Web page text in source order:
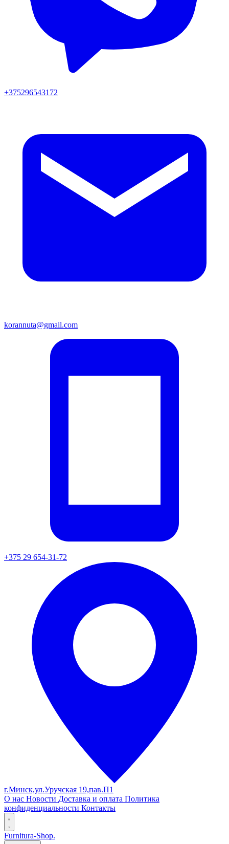
+375296543172
korannuta@gmail.com
+375 29 654-31-72
г.Минск,ул.Уручская 19,пав.П1
О нас Новости Доставка и оплата Политика
конфиденциальности Контакты
Furnitura-Shop.